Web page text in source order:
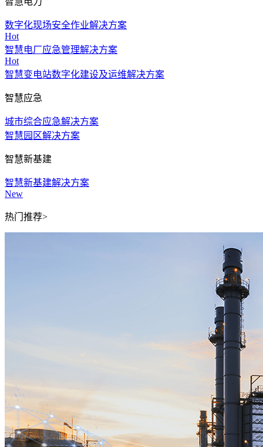
数字化现场安全作业解决方案
Hot
智慧电厂应急管理解决方案
Hot
智慧变电站数字化建设及运维解决方案
智慧应急
城市综合应急解决方案
智慧园区解决方案
智慧新基建
智慧新基建解决方案
New
热门推荐>